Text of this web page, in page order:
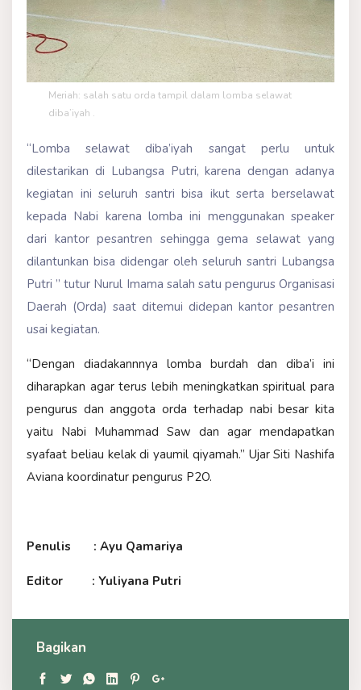
Meriah: salah satu orda tampil dalam lomba selawat
diba’iyah .
“Lomba selawat diba’iyah sangat perlu untuk
dilestarikan di Lubangsa Putri, karena dengan adanya
kegiatan ini seluruh santri bisa ikut serta berselawat
kepada Nabi karena lomba ini menggunakan speaker
dari kantor pesantren sehingga gema selawat yang
dilantunkan bisa didengar oleh seluruh santri Lubangsa
Putri ” tutur Nurul Imama salah satu pengurus Organisasi
Daerah (Orda) saat ditemui didepan kantor pesantren
usai kegiatan.
“Dengan diadakannnya lomba burdah dan diba’i ini
diharapkan agar terus lebih meningkatkan spiritual para
pengurus dan anggota orda terhadap nabi besar kita
yaitu Nabi Muhammad Saw dan agar mendapatkan
syafaat beliau kelak di yaumil qiyamah.” Ujar Siti Nashifa
Aviana koordinatur pengurus P2O.
Penulis : Ayu Qamariya
Editor : Yuliyana Putri
Bagikan